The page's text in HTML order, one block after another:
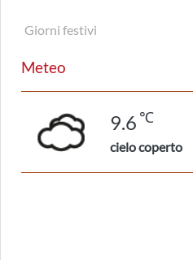
Giorni festivi
Meteo
9.6 ℃
cielo coperto